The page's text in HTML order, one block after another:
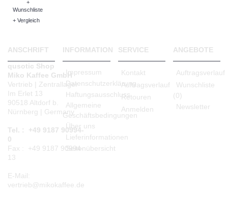
+
Wunschliste
+ Vergleich
ANSCHRIFT
qusotic Shop
Miko Kaffee GmbH
Vertrieb | Zentrallager
Im Erlet 13
90518 Altdorf b.
Nürnberg | Germany
Tel. : +49 9187 90994-
0
Fax : +49 9187 90994-
13
E-Mail:
vertrieb@mikokaffee.de
INFORMATION
Impressum
Datenschutzerklärung
Haftungsausschluss
Allgemeine
Geschäftsbedingungen
Über uns
Lieferinformationen
Seitenübersicht
SERVICE
Kontakt
Auftragsverlauf
Retouren
Anmelden
ANGEBOTE
Auftragsverlauf
Wunschliste
(0)
Newsletter